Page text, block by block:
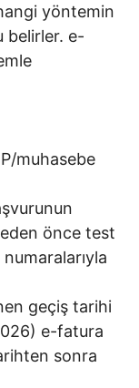
yöntemin
belirler. e-
muhasebe
önce test
geçiş tarihi
e-fatura
sonra